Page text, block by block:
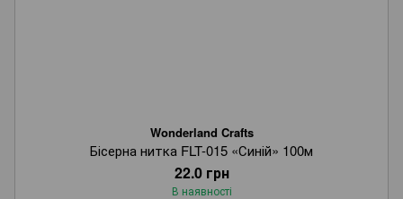
Wonderland Crafts
Бісерна нитка FLT-015 «Синій» 100м
22.0 грн
В наявності